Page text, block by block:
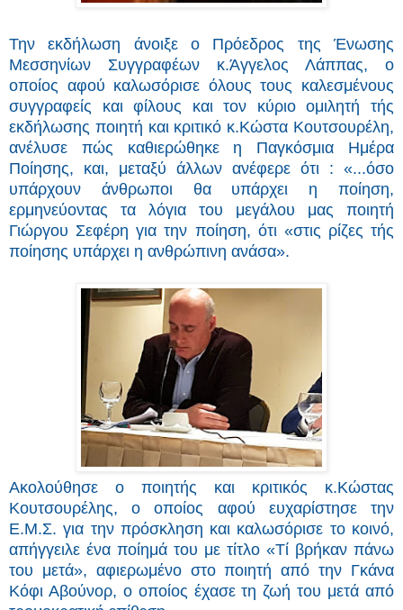
Την εκδήλωση άνοιξε ο Πρόεδρος της Ένωσης
Μεσσηνίων Συγγραφέων κ.Άγγελος Λάππας, ο
οποίος αφού καλωσόρισε όλους τους καλεσμένους
συγγραφείς και φίλους και τον κύριο ομιλητή τής
εκδήλωσης ποιητή και κριτικό κ.Κώστα Κουτσουρέλη,
ανέλυσε πώς καθιερώθηκε η Παγκόσμια Ημέρα
Ποίησης, και, μεταξύ άλλων ανέφερε ότι : «...όσο
υπάρχουν άνθρωποι θα υπάρχει η ποίηση,
ερμηνεύοντας τα λόγια του μεγάλου μας ποιητή
Γιώργου Σεφέρη για την ποίηση, ότι «στις ρίζες τής
ποίησης υπάρχει η ανθρώπινη ανάσα».
Ακολούθησε ο ποιητής και κριτικός κ.Κώστας
Κουτσουρέλης, ο οποίος αφού ευχαρίστησε την
Ε.Μ.Σ. για την πρόσκληση και καλωσόρισε το κοινό,
απήγγειλε ένα ποίημά του με τίτλο «Τί βρήκαν πάνω
του μετά», αφιερωμένο στο ποιητή από την Γκάνα
Κόφι Αβούνορ, ο οποίος έχασε τη ζωή του μετά από